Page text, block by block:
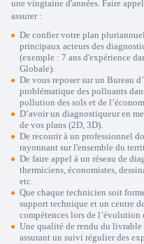
une vingtaine d'années. Faire
assurer :
De confier votre plan
principaux acteurs des
(exemple : 7 ans d'expérience
Globale).
De vous reposer sur un Bureau
problématique des polluants
pollution des sols et de
D’avoir un diagnostiqueur en
de vos plans (2D, 3D).
De recourir à un professionnel
rayonnant sur l'ensemble du
De faire appel à un réseau de
thermiciens, économistes,
etc.
Que chaque technicien soit
support technique et un centre
compétences lors de
Une qualité de rendu du
assurant un suivi régulier des